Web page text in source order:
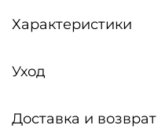
Характеристики
Уход
Доставка и возврат